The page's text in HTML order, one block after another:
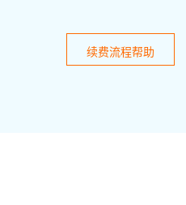
续费流程帮助